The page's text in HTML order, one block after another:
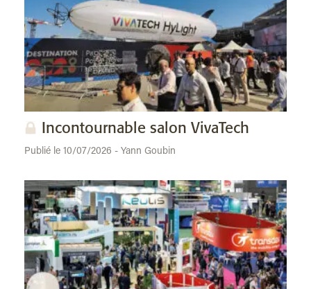
Incontournable salon VivaTech
Publié le 10/07/2026 - Yann Goubin